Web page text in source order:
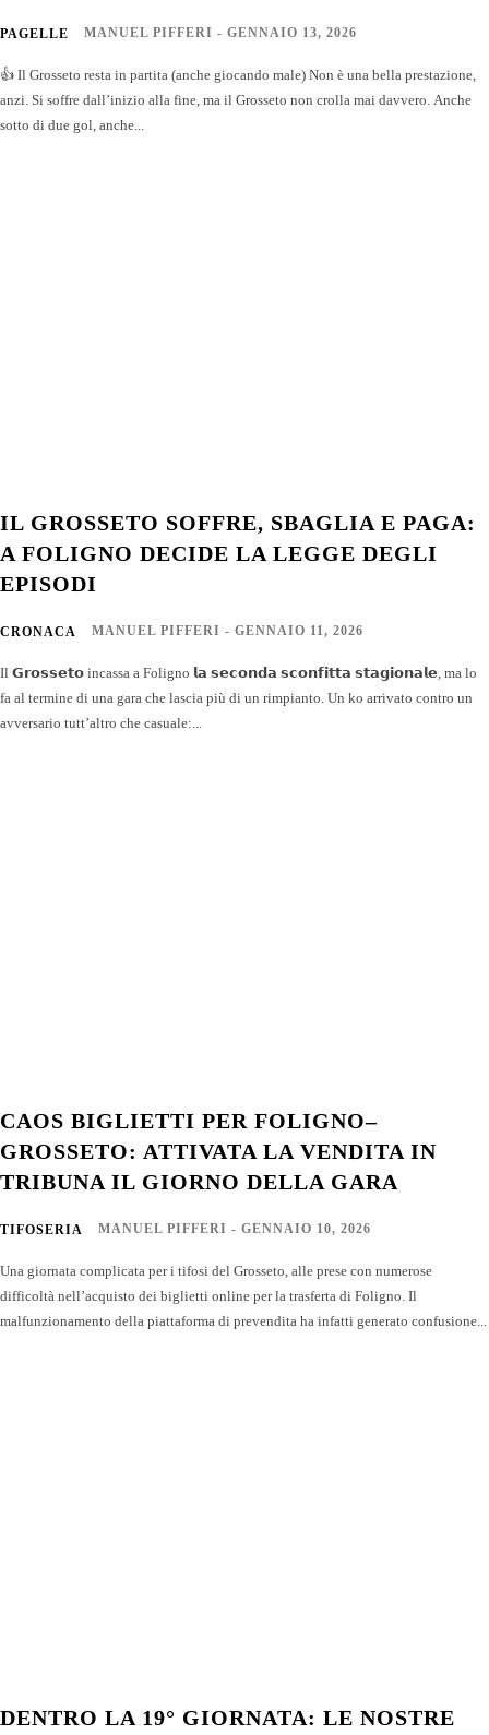
PAGELLE MANUEL PIFFERI - GENNAIO 13, 2026
👍 Il Grosseto resta in partita (anche giocando male) Non è una bella prestazione,
anzi. Si soffre dall’inizio alla fine, ma il Grosseto non crolla mai davvero. Anche
sotto di due gol, anche...
IL GROSSETO SOFFRE, SBAGLIA E PAGA:
A FOLIGNO DECIDE LA LEGGE DEGLI
EPISODI
CRONACA MANUEL PIFFERI - GENNAIO 11, 2026
Il 𝗚𝗿𝗼𝘀𝘀𝗲𝘁𝗼 incassa a Foligno 𝗹𝗮 𝘀𝗲𝗰𝗼𝗻𝗱𝗮 𝘀𝗰𝗼𝗻𝗳𝗶𝘁𝘁𝗮 𝘀𝘁𝗮𝗴𝗶𝗼𝗻𝗮𝗹𝗲, ma lo
fa al termine di una gara che lascia più di un rimpianto. Un ko arrivato contro un
avversario tutt’altro che casuale:...
CAOS BIGLIETTI PER FOLIGNO–
GROSSETO: ATTIVATA LA VENDITA IN
TRIBUNA IL GIORNO DELLA GARA
TIFOSERIA MANUEL PIFFERI - GENNAIO 10, 2026
Una giornata complicata per i tifosi del Grosseto, alle prese con numerose
difficoltà nell’acquisto dei biglietti online per la trasferta di Foligno. Il
malfunzionamento della piattaforma di prevendita ha infatti generato confusione...
DENTRO LA 19° GIORNATA: LE NOSTRE